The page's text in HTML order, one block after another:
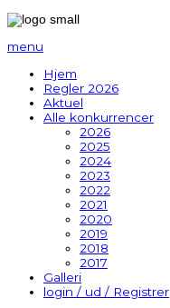
menu
Hjem
Regler 2026
Aktuel
Alle konkurrencer
2026
2025
2024
2023
2022
2021
2020
2019
2018
2017
Galleri
login / ud / Registrer